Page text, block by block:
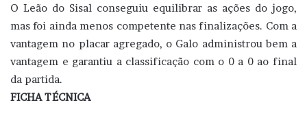
O Leão do Sisal conseguiu equilibrar as ações do jogo,
mas foi ainda menos competente nas finalizações. Com a
vantagem no placar agregado, o Galo administrou bem a
vantagem e garantiu a classificação com o 0 a 0 ao final
da partida.
FICHA TÉCNICA